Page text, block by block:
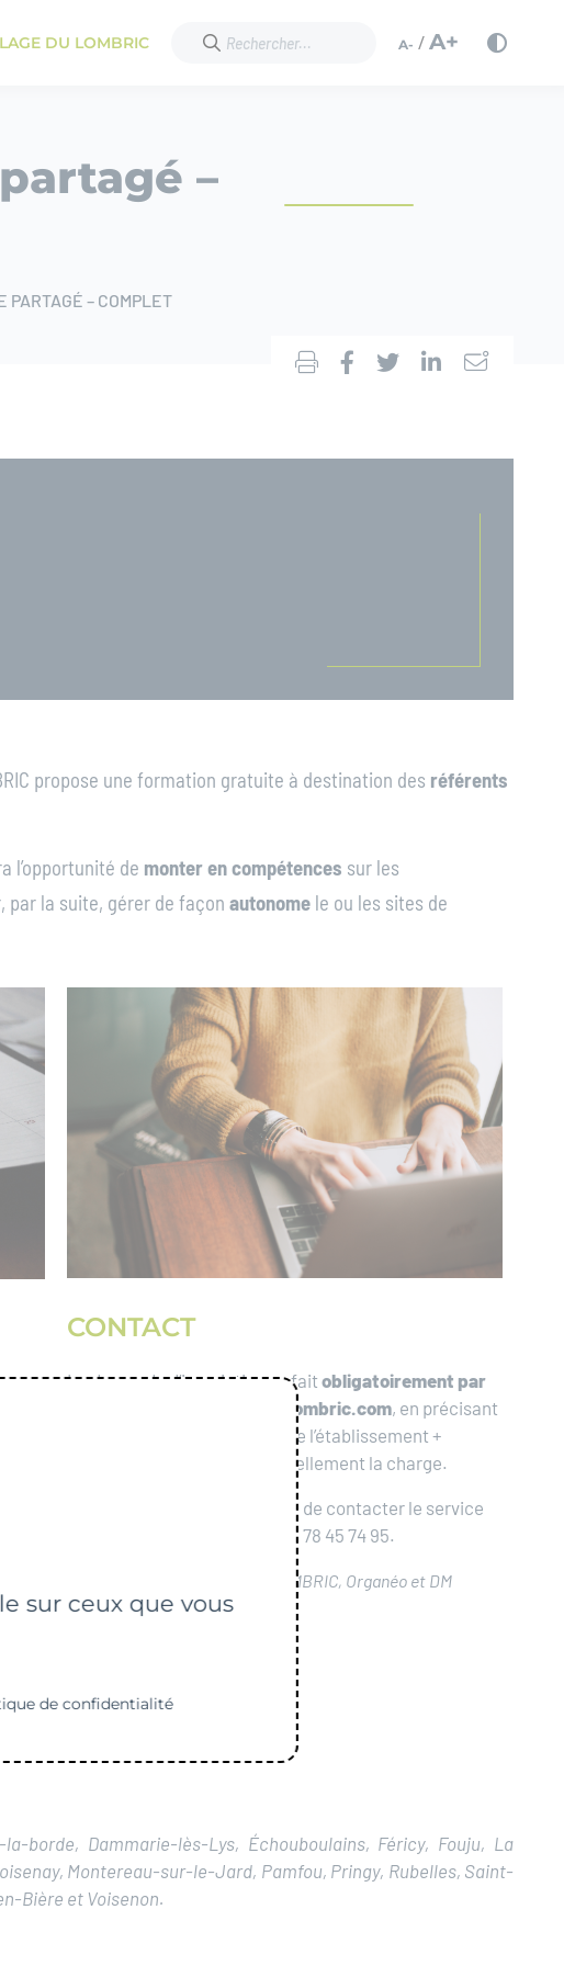
DU LOMBRIC A- /A+
–
PARTAGÉ – COMPLET
propose une formation gratuite à destination des référents
l’opportunité de monter en compétences sur les
par la suite, gérer de façon autonome le ou les sites de
CONTACT
La demande d’inscription se fait obligatoirement par
mail à preventiondechets@lombric.com, en précisant
le site de compostage (nom de l’établissement +
adresse) dont vous avez actuellement la charge.
Pour toute information, merci de contacter le service
prévention des déchets au 06 78 45 74 95.
: le SMITOM-LOMBRIC, Organéo et DM
Compost
borde, Dammarie-lès-Lys, Échouboulains, Féricy, Fouju, La
Montereau-sur-le-Jard, Pamfou, Pringy, Rubelles, Saint-
Bière et Voisenon.
sur ceux que vous
de confidentialité